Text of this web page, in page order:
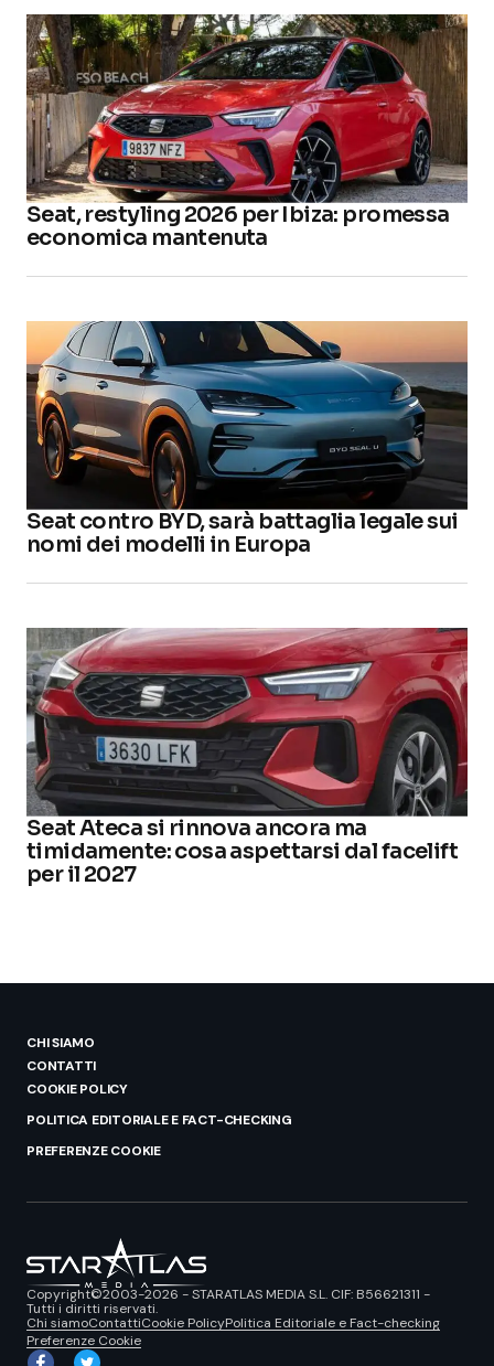
Seat, restyling 2026 per Ibiza: promessa
economica mantenuta
Seat contro BYD, sarà battaglia legale sui
nomi dei modelli in Europa
Seat Ateca si rinnova ancora ma
timidamente: cosa aspettarsi dal facelift
per il 2027
CHI SIAMO
CONTATTI
COOKIE POLICY
POLITICA EDITORIALE E FACT-CHECKING
PREFERENZE COOKIE
Copyright©2003-2026 - STARATLAS MEDIA S.L. CIF: B56621311 -
Tutti i diritti riservati.
Chi siamoContattiCookie PolicyPolitica Editoriale e Fact-checking
Preferenze Cookie